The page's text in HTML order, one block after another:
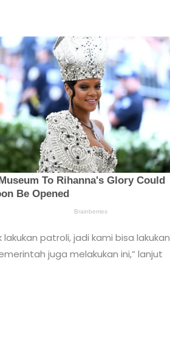
patroli, jadi kami bisa lakukan
juga melakukan ini,” lanjut